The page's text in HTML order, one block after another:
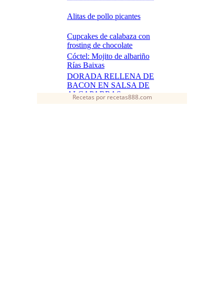
Recetas por recetas888.com